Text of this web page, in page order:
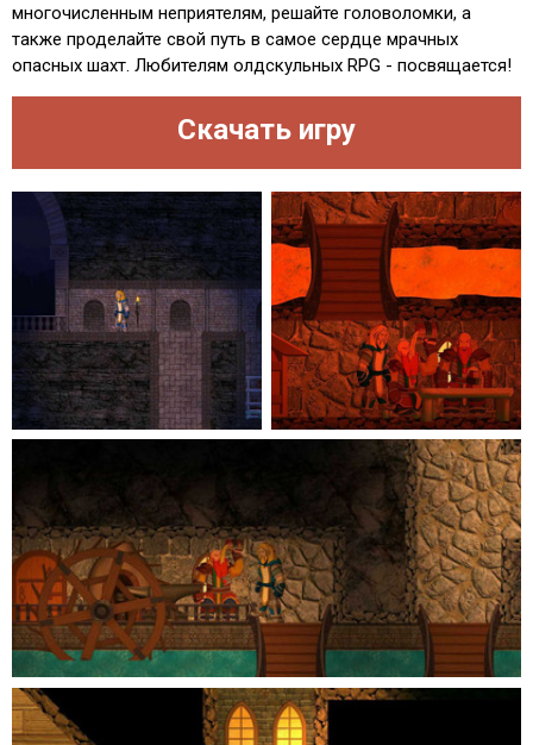
многочисленным неприятелям, решайте головоломки, а
также проделайте свой путь в самое сердце мрачных
опасных шахт. Любителям олдскульных RPG - посвящается!
Скачать игру